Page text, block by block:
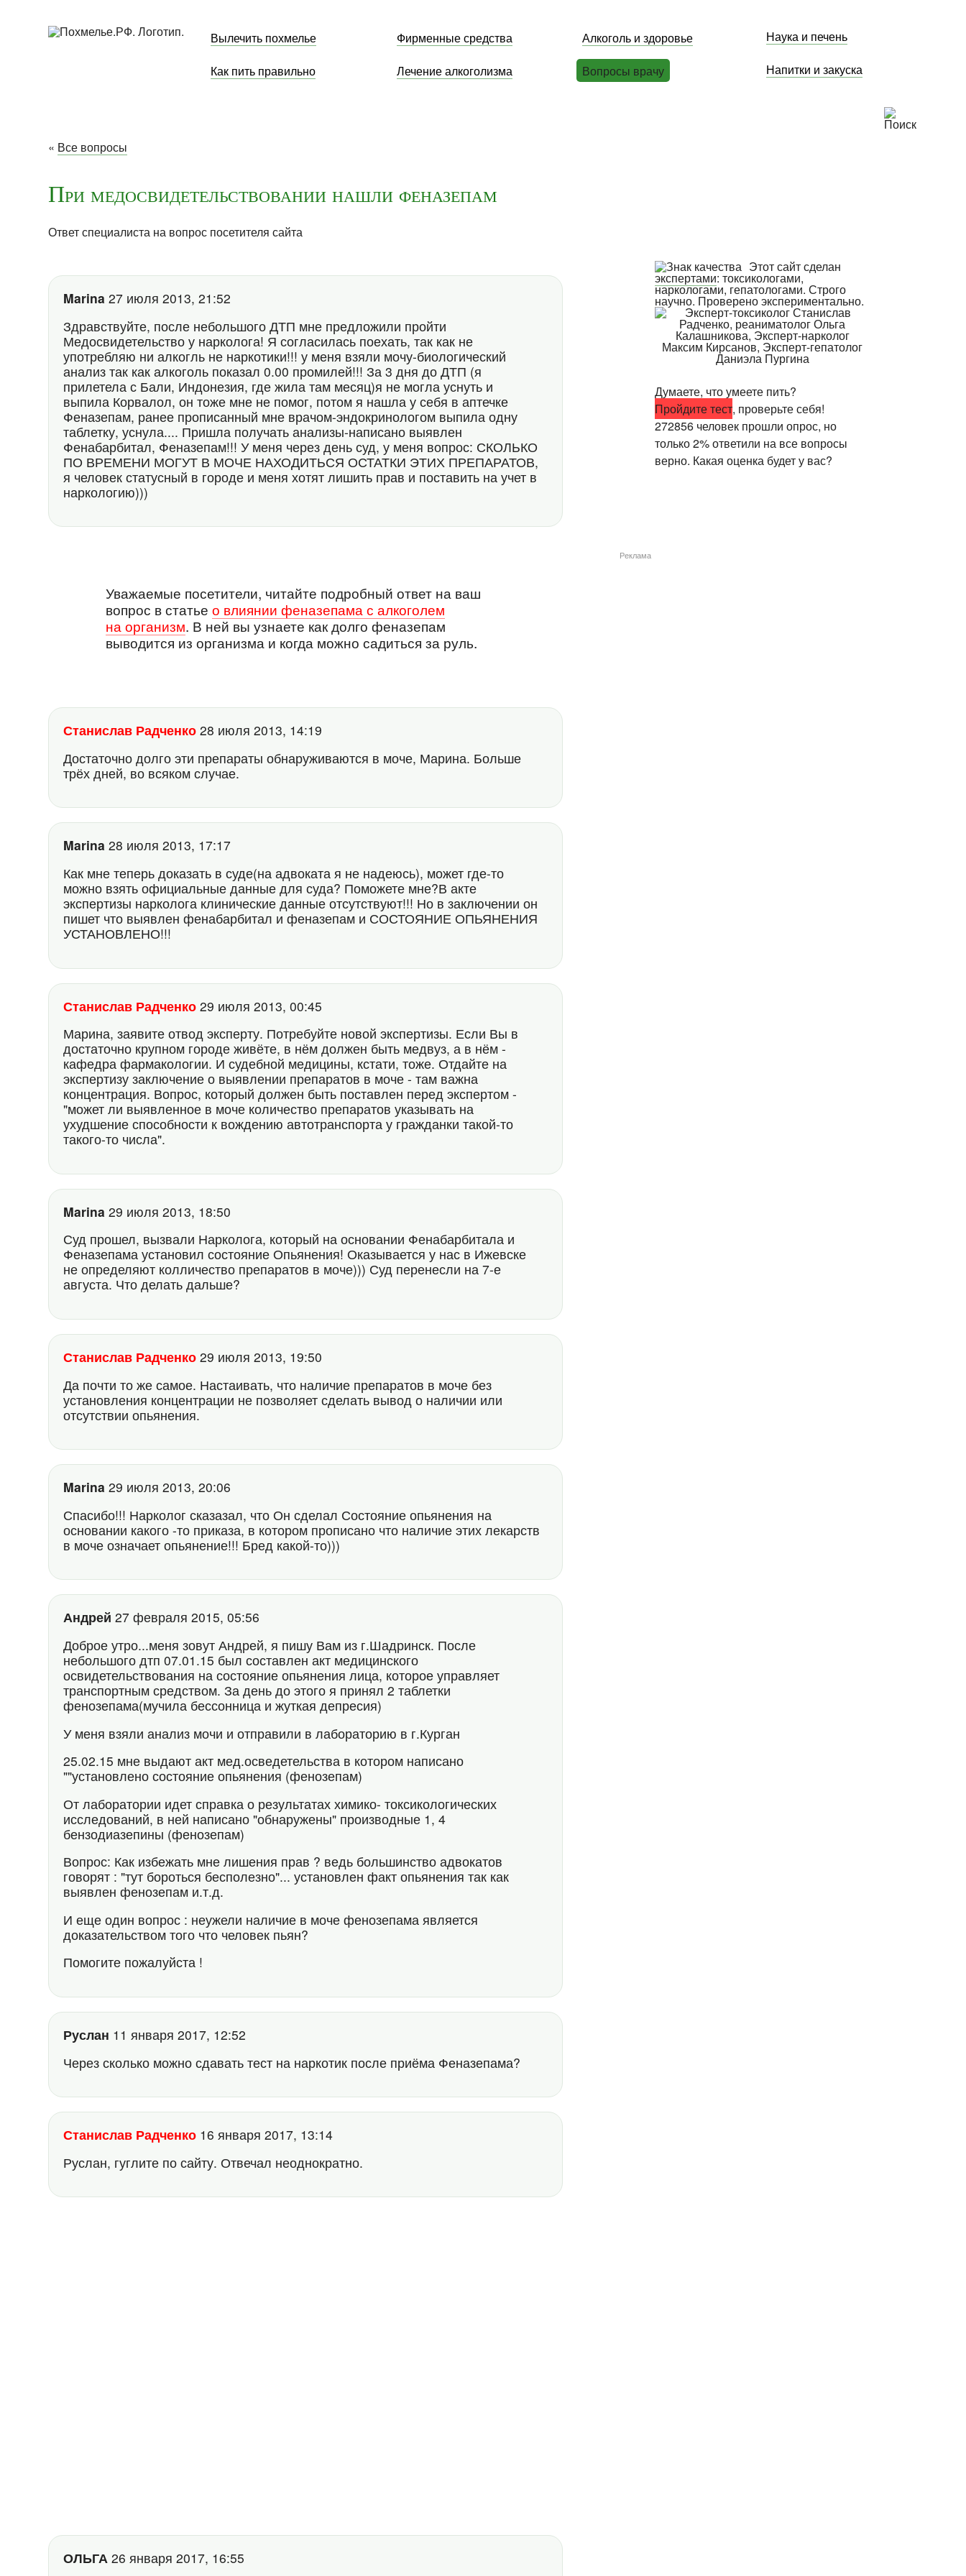
Вылечить похмелье Фирменные средства Алкоголь и здоровье Наука и печень
Как пить правильно Лечение алкоголизма Вопросы врачу Напитки и закуска
« Все вопросы
При медосвидетельствовании нашли феназепам
Ответ специалиста на вопрос посетителя сайта
Marina 27 июля 2013, 21:52
Здравствуйте, после небольшого ДТП мне предложили пройти
Медосвидетельство у нарколога! Я согласилась поехать, так как не
употребляю ни алкогль не наркотики!!! у меня взяли мочу-биологический
анализ так как алкоголь показал 0.00 промилей!!! За 3 дня до ДТП (я
прилетела с Бали, Индонезия, где жила там месяц)я не могла уснуть и
выпила Корвалол, он тоже мне не помог, потом я нашла у себя в аптечке
Феназепам, ранее прописанный мне врачом-эндокринологом выпила одну
таблетку, уснула.... Пришла получать анализы-написано выявлен
Фенабарбитал, Феназепам!!! У меня через день суд, у меня вопрос: СКОЛЬКО
ПО ВРЕМЕНИ МОГУТ В МОЧЕ НАХОДИТЬСЯ ОСТАТКИ ЭТИХ ПРЕПАРАТОВ,
я человек статусный в городе и меня хотят лишить прав и поставить на учет в
наркологию)))
Уважаемые посетители, читайте подробный ответ на ваш
вопрос в статье о влиянии феназепама с алкоголем
на организм. В ней вы узнаете как долго феназепам
выводится из организма и когда можно садиться за руль.
Станислав Радченко 28 июля 2013, 14:19
Достаточно долго эти препараты обнаруживаются в моче, Марина. Больше
трёх дней, во всяком случае.
Marina 28 июля 2013, 17:17
Как мне теперь доказать в суде(на адвоката я не надеюсь), может где-то
можно взять официальные данные для суда? Поможете мне?В акте
экспертизы нарколога клинические данные отсутствуют!!! Но в заключении он
пишет что выявлен фенабарбитал и феназепам и СОСТОЯНИЕ ОПЬЯНЕНИЯ
УСТАНОВЛЕНО!!!
Станислав Радченко 29 июля 2013, 00:45
Марина, заявите отвод эксперту. Потребуйте новой экспертизы. Если Вы в
достаточно крупном городе живёте, в нём должен быть медвуз, а в нём -
кафедра фармакологии. И судебной медицины, кстати, тоже. Отдайте на
экспертизу заключение о выявлении препаратов в моче - там важна
концентрация. Вопрос, который должен быть поставлен перед экспертом -
"может ли выявленное в моче количество препаратов указывать на
ухудшение способности к вождению автотранспорта у гражданки такой-то
такого-то числа".
Marina 29 июля 2013, 18:50
Суд прошел, вызвали Нарколога, который на основании Фенабарбитала и
Феназепама установил состояние Опьянения! Оказывается у нас в Ижевске
не определяют колличество препаратов в моче))) Суд перенесли на 7-е
августа. Что делать дальше?
Станислав Радченко 29 июля 2013, 19:50
Да почти то же самое. Настаивать, что наличие препаратов в моче без
установления концентрации не позволяет сделать вывод о наличии или
отсутствии опьянения.
Marina 29 июля 2013, 20:06
Спасибо!!! Нарколог сказазал, что Он сделал Состояние опьянения на
основании какого -то приказа, в котором прописано что наличие этих лекарств
в моче означает опьянение!!! Бред какой-то)))
Андрей 27 февраля 2015, 05:56
Доброе утро...меня зовут Андрей, я пишу Вам из г.Шадринск. После
небольшого дтп 07.01.15 был составлен акт медицинского
освидетельствования на состояние опьянения лица, которое управляет
транспортным средством. За день до этого я принял 2 таблетки
фенозепама(мучила бессонница и жуткая депресия)
У меня взяли анализ мочи и отправили в лабораторию в г.Курган
25.02.15 мне выдают акт мед.осведетельства в котором написано
""установлено состояние опьянения (фенозепам)
От лаборатории идет справка о результатах химико- токсикологических
исследований, в ней написано "обнаружены" производные 1, 4
бензодиазепины (фенозепам)
Вопрос: Как избежать мне лишения прав ? ведь большинство адвокатов
говорят : "тут бороться бесполезно"... установлен факт опьянения так как
выявлен фенозепам и.т.д.
И еще один вопрос : неужели наличие в моче фенозепама является
доказательством того что человек пьян?
Помогите пожалуйста !
Руслан 11 января 2017, 12:52
Через сколько можно сдавать тест на наркотик после приёма Феназепама?
Станислав Радченко 16 января 2017, 13:14
Руслан, гуглите по сайту. Отвечал неоднократно.
ОЛЬГА 26 января 2017, 16:55
Этот сайт сделан
экспертами: токсикологами,
наркологами, гепатологами. Строго
научно. Проверено экспериментально.
Думаете, что умеете пить?
Пройдите тест, проверьте себя!
272856 человек прошли опрос, но
только 2% ответили на все вопросы
верно. Какая оценка будет у вас?
Реклама